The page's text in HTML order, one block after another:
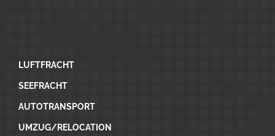
LUFTFRACHT
SEEFRACHT
AUTOTRANSPORT
UMZUG/RELOCATION